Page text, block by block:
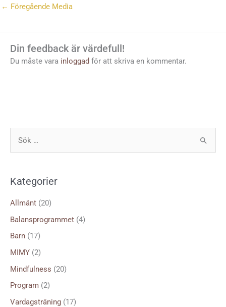
← Föregående Media
Din feedback är värdefull!
Du måste vara inloggad för att skriva en kommentar.
e
f
t
Kategorier
Allmänt (20)
Balansprogrammet (4)
Barn (17)
MIMY (2)
Mindfulness (20)
Program (2)
Vardagsträning (17)